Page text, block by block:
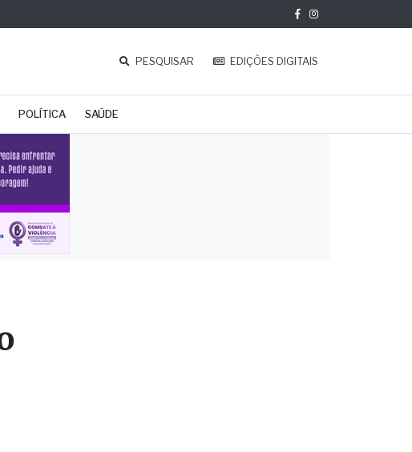
PESQUISAR EDIÇÕES DIGITAIS
POLÍTICA SAÚDE